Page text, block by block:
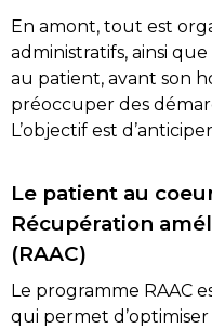
En amont, tout est
administratifs, ainsi
au patient, avant son
préoccuper des
L’objectif est
Le patient au
Récupération
(RAAC)
Le programme RAAC
qui permet